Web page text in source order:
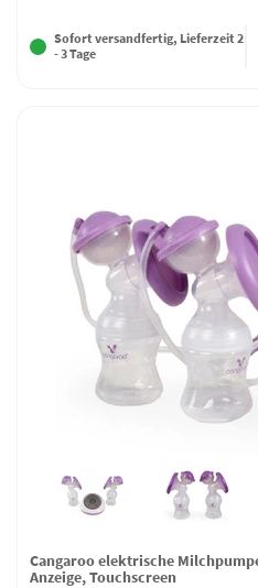
Sofort versandfertig, Lieferzeit 2
- 3 Tage
Cangaroo elektrische
Anzeige, Touchscreen